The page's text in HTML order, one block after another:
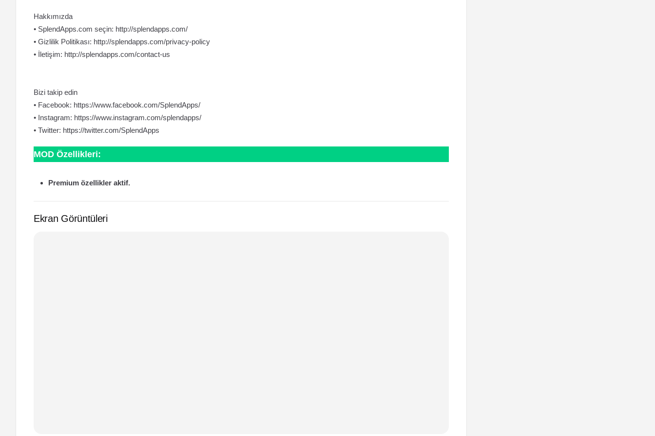
Hakkımızda
• SplendApps.com seçin: http://splendapps.com/
• Gizlilik Politikası: http://splendapps.com/privacy-policy
• İletişim: http://splendapps.com/contact-us
Bizi takip edin
• Facebook: https://www.facebook.com/SplendApps/
• Instagram: https://www.instagram.com/splendapps/
• Twitter: https://twitter.com/SplendApps
MOD Özellikleri:
Premium özellikler aktif.
Ekran Görüntüleri